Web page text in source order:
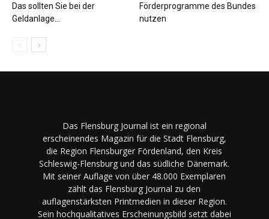
Das sollten Sie bei der
Geldanlage...
Förderprogramme des Bundes
nutzen
Das Flensburg Journal ist ein regional
erscheinendes Magazin für die Stadt Flensburg,
die Region Flensburger Fördenland, den Kreis
Schleswig-Flensburg und das südliche Dänemark.
Mit seiner Auflage von über 48.000 Exemplaren
zählt das Flensburg Journal zu den
auflagenstärksten Printmedien in dieser Region.
Sein hochqualitatives Erscheinungsbild setzt dabei